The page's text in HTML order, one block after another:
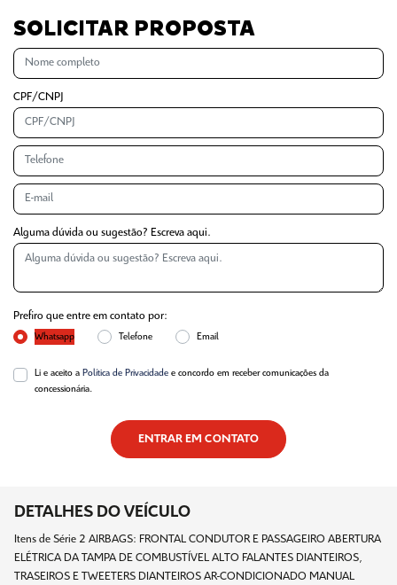
SOLICITAR PROPOSTA
CPF/CNPJ
Alguma dúvida ou sugestão? Escreva aqui.
Prefiro que entre em contato por:
Whatsapp Telefone Email
Li e aceito a Política de Privacidade e concordo em receber comunicações da
concessionária.
ENTRAR EM CONTATO
DETALHES DO VEÍCULO
Itens de Série 2 AIRBAGS: FRONTAL CONDUTOR E PASSAGEIRO ABERTURA
ELÉTRICA DA TAMPA DE COMBUSTÍVEL ALTO FALANTES DIANTEIROS,
TRASEIROS E TWEETERS DIANTEIROS AR-CONDICIONADO MANUAL